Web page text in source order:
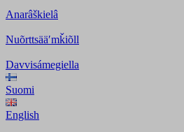
Anarâškielâ
Nuõrttsääʹmǩiõll
Davvisámegiella
Suomi
English